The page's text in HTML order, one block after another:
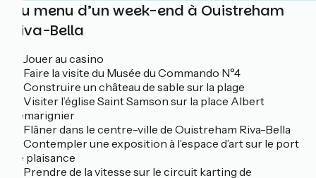
Au menu d’un week-end à Ouistreham
Riva-Bella
☐ Jouer au casino
☐ Faire la visite du Musée du Commando N°4
☐ Construire un château de sable sur la plage
☐ Visiter l’église Saint Samson sur la place Albert
Lemarignier
☐ Flâner dans le centre-ville de Ouistreham Riva-Bella
☐ Contempler une exposition à l’espace d’art sur le port
de plaisance
☐ Prendre de la vitesse sur le circuit karting de